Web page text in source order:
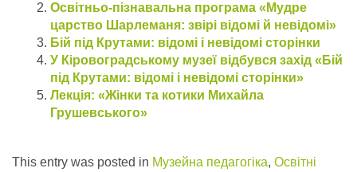
Освітньо-пізнавальна програма «Мудре
царство Шарлеманя: звірі відомі й невідомі»
Бій під Крутами: відомі і невідомі сторінки
У Кіровоградському музеї відбувся захід «Бій
під Крутами: відомі і невідомі сторінки»
Лекція: «Жінки та котики Михайла
Грушевського»
This entry was posted in Музейна педагогіка, Освітні